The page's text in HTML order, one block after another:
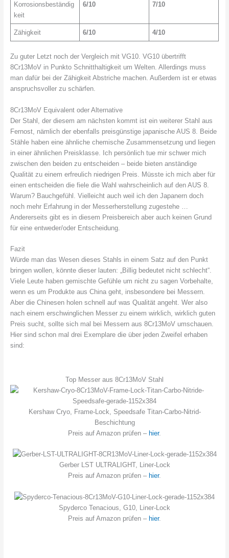
Korrosionsbeständig
keit
6/10 7/10
Zähigkeit 6/10 4/10
Zu guter Letzt noch der Vergleich mit VG10. VG10 übertrifft
8Cr13MoV in Punkto Schnitthaltigkeit um Welten. Allerdings muss
man dafür bei der Zähigkeit Abstriche machen. Außerdem ist er etwas
anspruchsvoller zu schärfen.
8Cr13MoV Equivalent oder Alternative
Der Stahl, der diesem am nächsten kommt ist ein weiterer Stahl aus
Fernost, nämlich der ebenfalls preisgünstige japanische AUS 8. Beide
Stähle haben eine ähnliche chemische Zusammensetzung und liegen
in einer ähnlichen Preisklasse. Ich persönlich tue mir schwer mich
zwischen den beiden zu entscheiden – beide bieten anständige
Qualität zu einem erfreulich niedrigen Preis. Müsste ich mich aber für
einen entscheiden die fiele die Wahl wahrscheinlich auf den AUS 8.
Warum? Bauchgefühl. Vielleicht auch weil ich den Japanern doch
noch mehr Erfahrung in der Messerherstellung zugestehe …
Andererseits gibt es in diesem Preisbereich aber auch keinen Grund
für eine entweder/oder Entscheidung.
Fazit
Würde man das Wesen dieses Stahls in einem Satz auf den Punkt
bringen wollen, könnte dieser lauten: „Billig bedeutet nicht schlecht“.
Viele Leute haben gemischte Gefühle um nicht zu sagen Vorbehalte,
wenn es um Produkte aus China geht, insbesondere bei Messern.
Aber die Chinesen holen schnell auf was Qualität angeht. Wer also
nach einem erschwinglichen Messer zu einem wirklich, wirklich guten
Preis sucht, sollte sich mal bei Messern aus 8Cr13MoV umschauen.
Hier sind schon mal drei Exemplare die über jeden Zweifel erhaben
sind:
Top Messer aus 8Cr13MoV Stahl
Kershaw Cryo, Frame-Lock, Speedsafe Titan-Carbo-Nitrid-
Beschichtung
Preis auf Amazon prüfen – hier.
Gerber LST ULTRALIGHT, Liner-Lock
Preis auf Amazon prüfen – hier.
Spyderco Tenacious, G10, Liner-Lock
Preis auf Amazon prüfen – hier.